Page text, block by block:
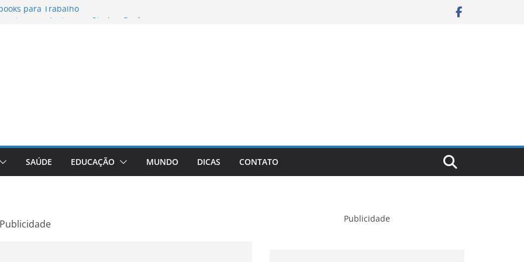
para Trabalho
A Comprehensive Review of the
Loss Pill
SAÚDE EDUCAÇÃO MUNDO DICAS CONTATO
Publicidade Publicidade